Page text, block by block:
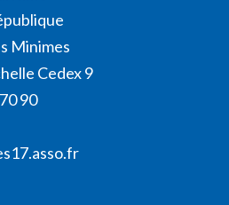
Minimes
Cedex 9
90